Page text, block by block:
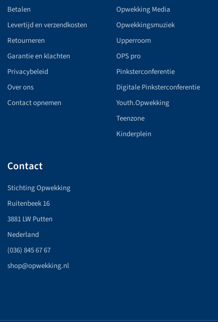
Betalen
Levertijd en verzendkosten
Retourneren
Garantie en klachten
Privacybeleid
Over ons
Contact opnemen
Opwekking Media
Opwekkingsmuziek
Upperroom
OPS pro
Pinksterconferentie
Digitale Pinksterconferentie
Youth.Opwekking
Teenzone
Kinderplein
Contact
Stichting Opwekking
Ruitenbeek 16
3881 LW Putten
Nederland
(036) 845 67 67
shop@opwekking.nl